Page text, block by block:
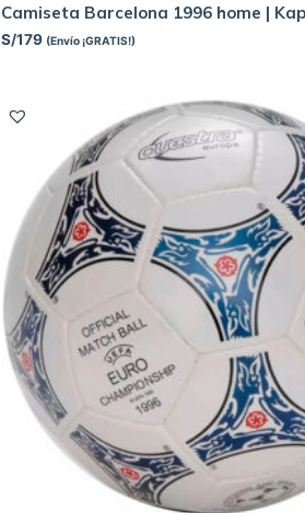
Camiseta Barcelona 1996 home |
S/179 (Envío ¡GRATIS!)